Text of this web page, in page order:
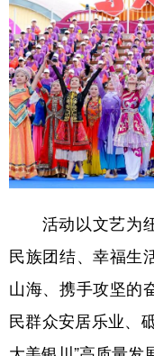
活动以文艺为纽
民族团结、幸福生
山海、携手攻坚的
民群众安居乐业、